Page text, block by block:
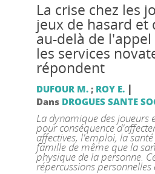
La crise chez les
jeux de hasard et
au-delà de l'appel
les services
répondent
DUFOUR M.; ROY E. |
Dans DROGUES SANTE
La dynamique des joueurs
pour conséquence
affectives, l'emploi, la
famille de même que la
physique de la personne.
répercussions personnelles